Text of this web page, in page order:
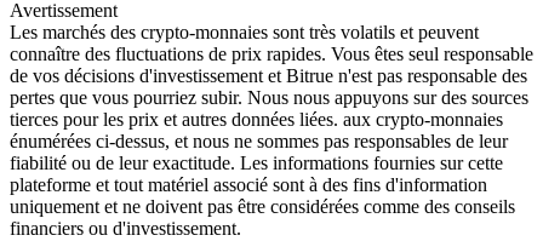
Avertissement
Les marchés des crypto-monnaies sont très volatils et peuvent
connaître des fluctuations de prix rapides. Vous êtes seul responsable
de vos décisions d'investissement et Bitrue n'est pas responsable des
pertes que vous pourriez subir. Nous nous appuyons sur des sources
tierces pour les prix et autres données liées. aux crypto-monnaies
énumérées ci-dessus, et nous ne sommes pas responsables de leur
fiabilité ou de leur exactitude. Les informations fournies sur cette
plateforme et tout matériel associé sont à des fins d'information
uniquement et ne doivent pas être considérées comme des conseils
financiers ou d'investissement.